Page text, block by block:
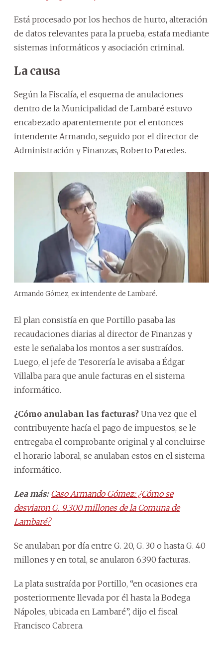
Está procesado por los hechos de hurto, alteración
de datos relevantes para la prueba, estafa mediante
sistemas informáticos y asociación criminal.
La causa
Según la Fiscalía, el esquema de anulaciones
dentro de la Municipalidad de Lambaré estuvo
encabezado aparentemente por el entonces
intendente Armando, seguido por el director de
Administración y Finanzas, Roberto Paredes.
Armando Gómez, ex intendente de Lambaré.
El plan consistía en que Portillo pasaba las
recaudaciones diarias al director de Finanzas y
este le señalaba los montos a ser sustraídos.
Luego, el jefe de Tesorería le avisaba a Édgar
Villalba para que anule facturas en el sistema
informático.
¿Cómo anulaban las facturas? Una vez que el
contribuyente hacía el pago de impuestos, se le
entregaba el comprobante original y al concluirse
el horario laboral, se anulaban estos en el sistema
informático.
Lea más: Caso Armando Gómez: ¿Cómo se
desviaron G. 9.300 millones de la Comuna de
Lambaré?
Se anulaban por día entre G. 20, G. 30 o hasta G. 40
millones y en total, se anularon 6.390 facturas.
La plata sustraída por Portillo, “en ocasiones era
posteriormente llevada por él hasta la Bodega
Nápoles, ubicada en Lambaré”, dijo el fiscal
Francisco Cabrera.